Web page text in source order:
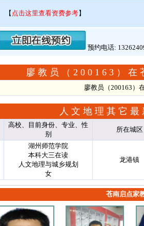
【 点击这里查看资费参考】
预约电话:
廖教员（200163）在
廖教员（200163）
人文地理其它
高校、目前身份、专业、性
别
所在城区
湖州师范学院
本科大三在读
人文地理与城乡规划
女
龙港镇
苍南启点家